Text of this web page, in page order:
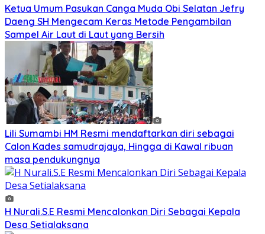
Ketua Umum Pasukan Canga Muda Obi Selatan Jefry
Daeng SH Mengecam Keras Metode Pengambilan
Sampel Air Laut di Laut yang Bersih
Lili Sumambi HM Resmi mendaftarkan diri sebagai
Calon Kades samudrajaya, Hingga di Kawal ribuan
masa pendukungnya
H Nurali.S.E Resmi Mencalonkan Diri Sebagai Kepala
Desa Setialaksana